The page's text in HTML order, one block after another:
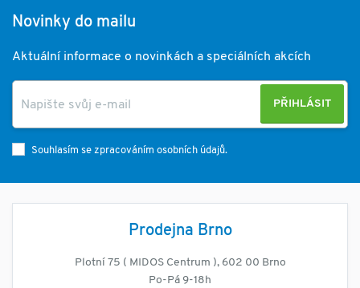
Novinky do mailu
Aktuální informace o novinkách a speciálních akcích
PŘIHLÁSIT
Souhlasím se zpracováním osobních údajů.
Prodejna Brno
Plotní 75 ( MIDOS Centrum ), 602 00 Brno
Po-Pá 9-18h